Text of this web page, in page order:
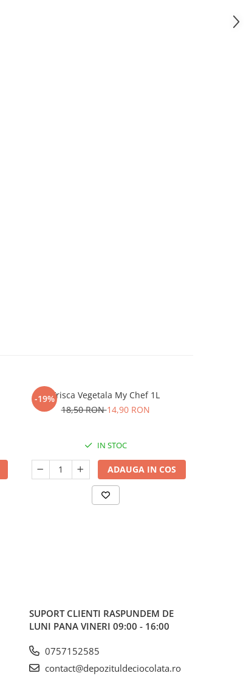
-19%Frisca Vegetala My Chef 1L
18,50 RON14,90 RON
IN STOC
ADAUGA IN COS
SUPORT CLIENTI RASPUNDEM DE
LUNI PANA VINERI 09:00 - 16:00
0757152585
contact@depozituldeciocolata.ro